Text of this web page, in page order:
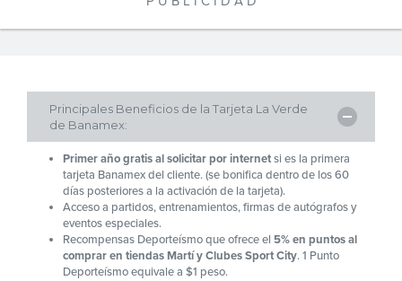
Principales Beneficios de la Tarjeta La Verde
de Banamex:
Primer año gratis al solicitar por internetsi es la primera
tarjeta Banamex del cliente. (se bonifica dentro de los 60
días posteriores a la activación de la tarjeta).
Acceso a partidos, entrenamientos, firmas de autógrafos y
eventos especiales.
Recompensas Deporteísmo que ofrece el 5% en puntos al
comprar en tiendas Martí y Clubes Sport City. 1 Punto
Deporteísmo equivale a $1 peso.